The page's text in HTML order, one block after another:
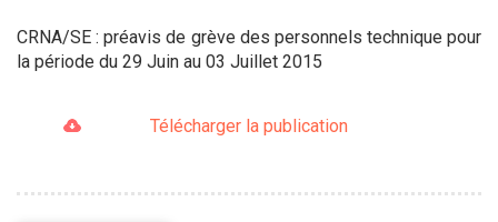
CRNA/SE : préavis de grève des personnels technique pour
la période du 29 Juin au 03 Juillet 2015
Télécharger la publication